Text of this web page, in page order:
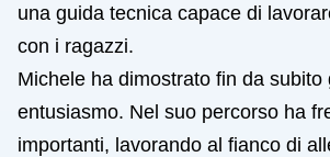
una guida tecnica capace di
con i ragazzi.
Michele ha dimostrato fin da subito
entusiasmo. Nel suo percorso ha
importanti, lavorando al fianco di